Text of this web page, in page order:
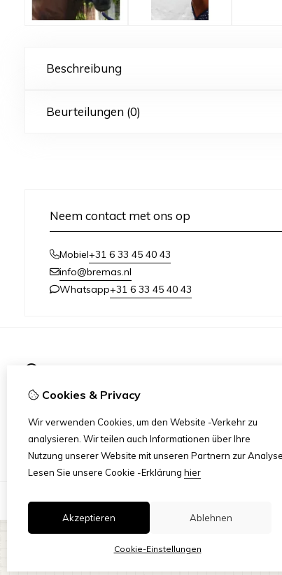
Beschreibung
Beurteilungen (0)
Neem contact met ons op
Mobiel+31 6 33 45 40 43
info@bremas.nl
Whatsapp+31 6 33 45 40 43
Versand und Zahlung
Geschäftsbedingungen
Datenschutzerklärung
Cookies & Privacy
Wir verwenden Cookies, um den Website -Verkehr zu
analysieren. Wir teilen auch Informationen über Ihre
Nutzung unserer Website mit unseren Partnern zur Analyse.
Lesen Sie unsere Cookie -Erklärung hier
Akzeptieren Ablehnen
Cookie-Einstellungen